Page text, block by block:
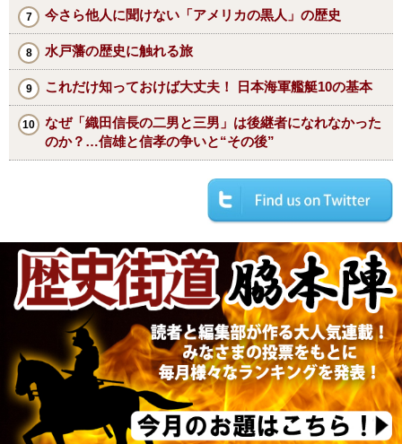
今さら他人に聞けない「アメリカの黒人」の歴史
水戸藩の歴史に触れる旅
これだけ知っておけば大丈夫！ 日本海軍艦艇10の基本
なぜ「織田信長の二男と三男」は後継者になれなかった
のか？…信雄と信孝の争いと“その後”